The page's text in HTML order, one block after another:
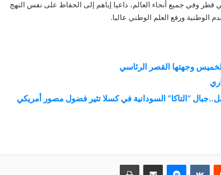
وفي جميع أنحاء العالم، داعيا إياهم إلى الحفاظ على نفس النهج
الوطنية ورفع العلم الوطني عاليا.
وجهتها القصر الرئاسي
“التاكا” السودانية في كسلا تثير فضول مصور أمريكي
ماسنجر مشاركة عبر البريد طباعة